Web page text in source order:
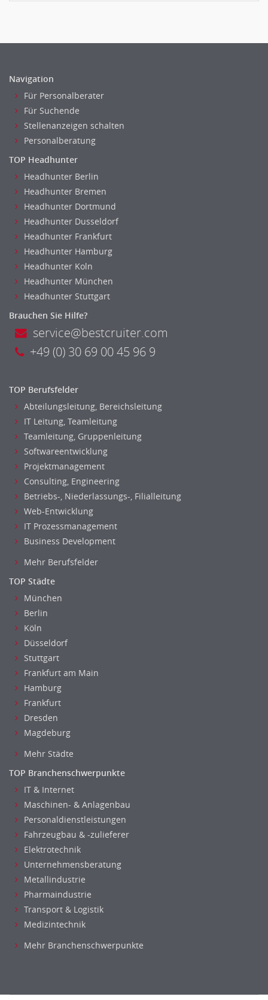
Navigation
Für Personalberater
Für Suchende
Stellenanzeigen schalten
Personalberatung
TOP Headhunter
Headhunter Berlin
Headhunter Bremen
Headhunter Dortmund
Headhunter Dusseldorf
Headhunter Frankfurt
Headhunter Hamburg
Headhunter Koln
Headhunter München
Headhunter Stuttgart
Brauchen Sie Hilfe?
service@bestcruiter.com
+49 (0) 30 69 00 45 96 9
TOP Berufsfelder
Abteilungsleitung, Bereichsleitung
IT Leitung, Teamleitung
Teamleitung, Gruppenleitung
Softwareentwicklung
Projektmanagement
Consulting, Engineering
Betriebs-, Niederlassungs-, Filialleitung
Web-Entwicklung
IT Prozessmanagement
Business Development
Mehr Berufsfelder
TOP Städte
München
Berlin
Köln
Düsseldorf
Stuttgart
Frankfurt am Main
Hamburg
Frankfurt
Dresden
Magdeburg
Mehr Städte
TOP Branchenschwerpunkte
IT & Internet
Maschinen- & Anlagenbau
Personaldienstleistungen
Fahrzeugbau & -zulieferer
Elektrotechnik
Unternehmensberatung
Metallindustrie
Pharmaindustrie
Transport & Logistik
Medizintechnik
Mehr Branchenschwerpunkte